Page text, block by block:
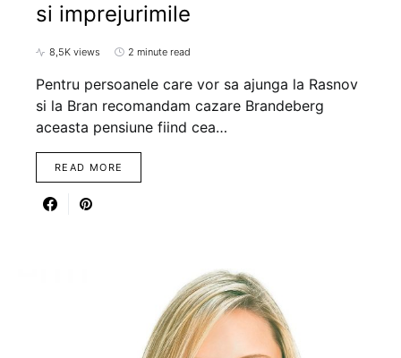
si imprejurimile
8,5K views 2 minute read
Pentru persoanele care vor sa ajunga la Rasnov
si la Bran recomandam cazare Brandeberg
aceasta pensiune fiind cea…
READ MORE